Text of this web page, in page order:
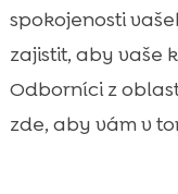
spokojenosti
zajistit, aby vaše
Odborníci z
zde, aby vám v